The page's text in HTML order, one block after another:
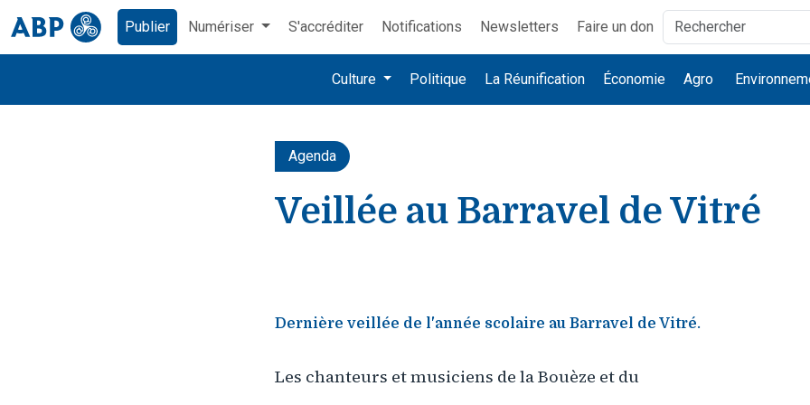
Publier Numériser S'accréditer Notifications Newsletters Faire un don
Culture Politique La Réunification Économie Agro
Agenda
Veillée au Barravel de Vitré
Dernière veillée de l'année scolaire au Barravel de Vitré.
Les chanteurs et musiciens de la Bouèze et du